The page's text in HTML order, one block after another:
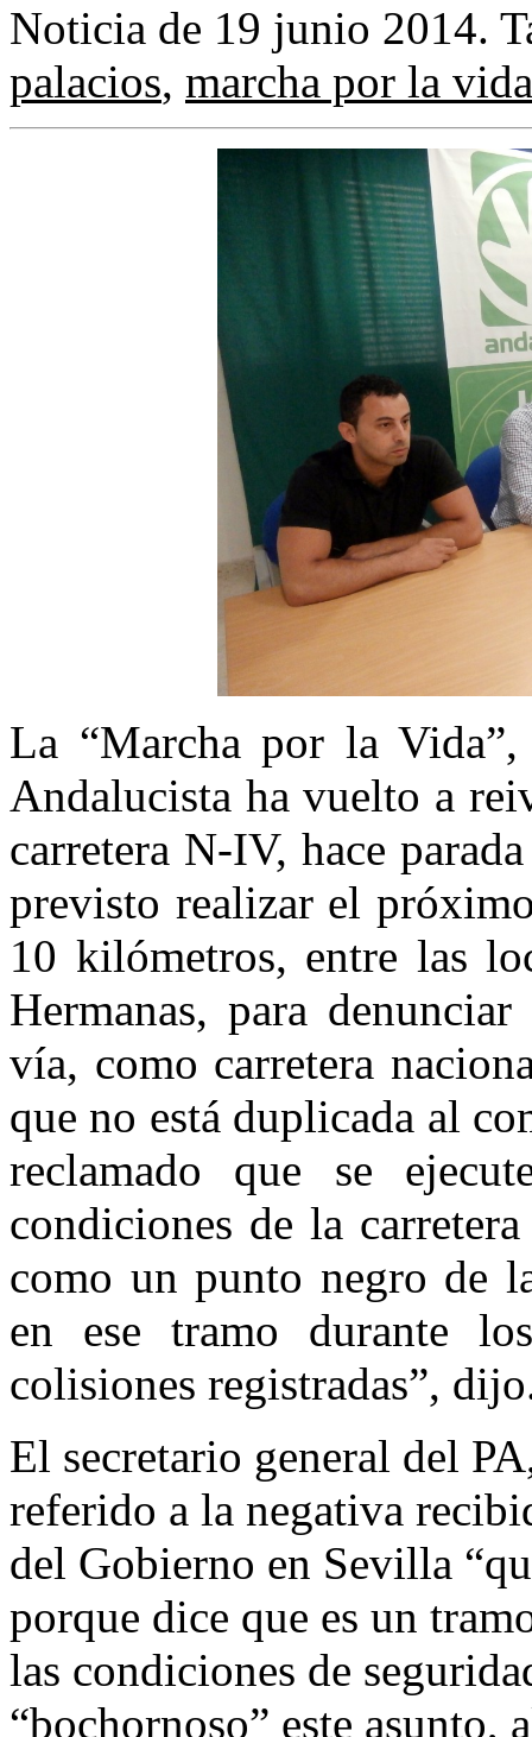
Noticia de 19 junio 2014.
palacios, marcha por la vida
La “Marcha por la
Andalucista ha vuelto a
carretera N-IV, hace
previsto realizar el
10 kilómetros, entre las
Hermanas, para
vía, como carretera
que no está duplicada al
reclamado que se
condiciones de la
como un punto negro de
en ese tramo durante
colisiones registradas”,
El secretario general del
referido a la negativa
del Gobierno en Sevilla
porque dice que es un
las condiciones de
“bochornoso” este asunto,